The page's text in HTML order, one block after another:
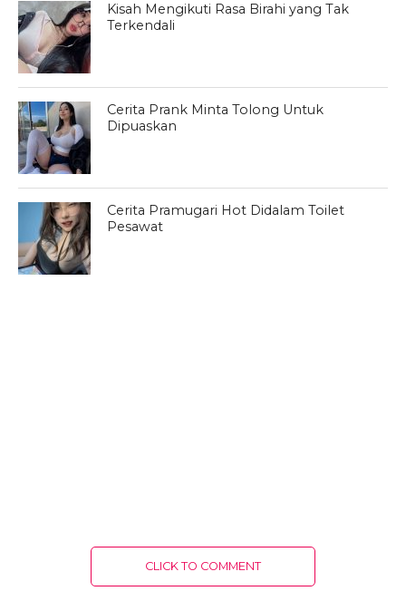
Kisah Mengikuti Rasa Birahi yang Tak
Terkendali
Cerita Prank Minta Tolong Untuk
Dipuaskan
Cerita Pramugari Hot Didalam Toilet
Pesawat
CLICK TO COMMENT